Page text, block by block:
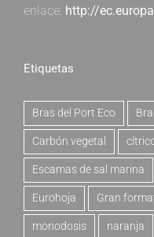
enlace: http://
Etiquetas
Bras del Port Eco
Carbón vegetal
Escamas de sal marina
Eurohoja Gran
monodosis naranja